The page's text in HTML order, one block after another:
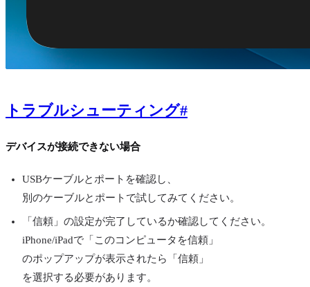
トラブルシューティング#
デバイスが接続できない場合
USBケーブルとポートを確認し、
別のケーブルとポートで試してみてください。
「信頼」の設定が完了しているか確認してください。
iPhone/iPadで「このコンピュータを信頼」
のポップアップが表示されたら「信頼」
を選択する必要があります。